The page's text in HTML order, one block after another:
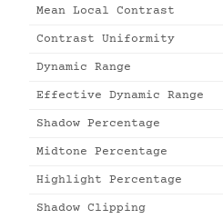
Mean Local Contrast
Contrast Uniformity
Dynamic Range
Effective Dynamic Range
Shadow Percentage
Midtone Percentage
Highlight Percentage
Shadow Clipping